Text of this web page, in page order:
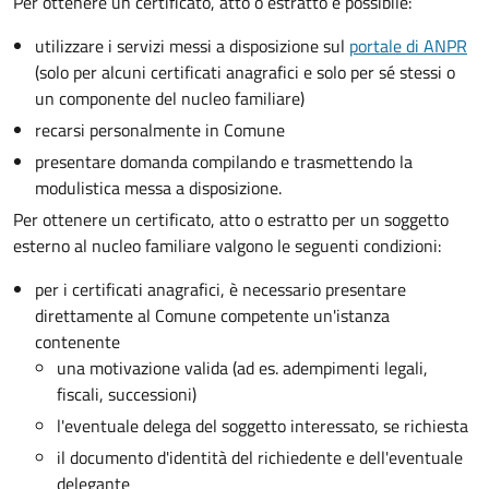
utilizzare i servizi messi a disposizione sul portale di ANPR
(solo per alcuni certificati anagrafici e solo per sé stessi o
un componente del nucleo familiare)
recarsi personalmente in Comune
presentare domanda compilando e trasmettendo la
modulistica messa a disposizione.
Per ottenere un certificato, atto o estratto per un soggetto
esterno al nucleo familiare valgono le seguenti condizioni:
per i certificati anagrafici, è necessario presentare
direttamente al Comune competente un'istanza
contenente
una motivazione valida (ad es. adempimenti legali,
fiscali, successioni)
l'eventuale delega del soggetto interessato, se richiesta
il documento d'identità del richiedente e dell'eventuale
delegante